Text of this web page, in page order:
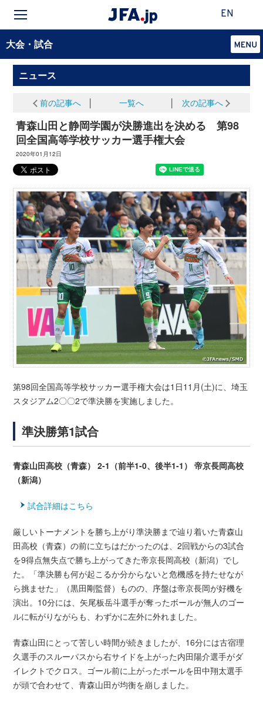
EN
大会・試合
ニュース
前の記事へ 一覧へ 次の記事へ
青森山田と静岡学園が決勝進出を決める 第98
回全国高等学校サッカー選手権大会
2020年01月12日
第98回全国高等学校サッカー選手権大会は1日11月(土)に、埼玉
スタジアム2〇〇2で準決勝を実施しました。
準決勝第1試合
青森山田高校（青森） 2-1（前半1-0、後半1-1） 帝京長岡高校
（新潟）
試合詳細はこちら
厳しいトーナメントを勝ち上がり準決勝まで辿り着いた青森山
田高校（青森）の前に立ちはだかったのは、2回戦からの3試合
を9得点無失点で勝ち上がってきた帝京長岡高校（新潟）でし
た。「準決勝も何が起こるか分からないと危機感を持たせなが
ら挑ませた」（黒田剛監督）ものの、序盤は帝京長岡が好機を
演出。10分には、矢尾板岳斗選手が奪ったボールが無人のゴー
ルに転がりながらも、わずかに左外に外れました。
青森山田にとって苦しい時間が続きましたが、16分には古宿理
久選手のスルーパスから右サイドを上がった内田陽介選手がダ
イレクトでクロス。ゴール前に上がったボールを田中翔太選手
が頭で合わせて、青森山田が均衡を崩しました。